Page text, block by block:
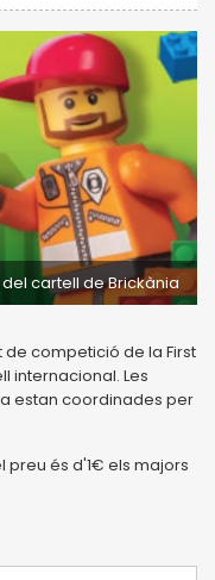
cartell de Brickània
competició de la First
internacional. Les
estan coordinades per
preu és d'1€ els majors